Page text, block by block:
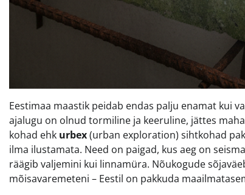
Eestimaa maastik peidab endas palju enamat kui
ajalugu on olnud tormiline ja keeruline, jättes
kohad ehk urbex(urban exploration) sihtkohad
ilma ilustamata. Need on paigad, kus aeg on
räägib valjemini kui linnamüra. Nõukogude
mõisavaremeteni – Eestil on pakkuda